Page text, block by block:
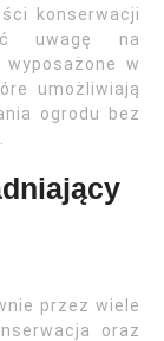
konserwacji
uwagę na
w
umożliwiają
ogrodu bez
przez wiele
oraz